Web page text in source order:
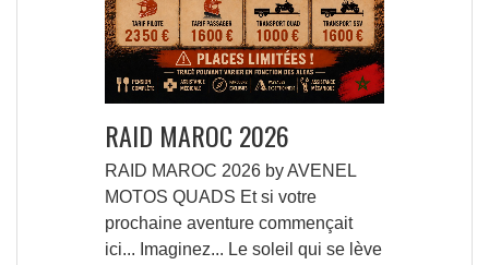
RAID MAROC 2026
RAID MAROC 2026 by AVENEL
MOTOS QUADS Et si votre
prochaine aventure commençait
ici... Imaginez... Le soleil qui se lève